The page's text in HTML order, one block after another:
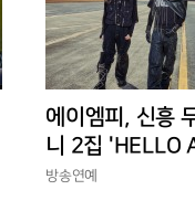
에이엠피, 신흥
니 2집 'HELLO
상승세
방송연예